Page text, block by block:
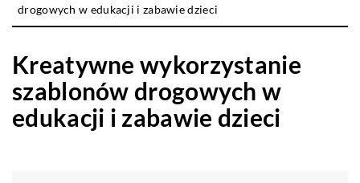
drogowych w edukacji i zabawie dzieci
Kreatywne wykorzystanie
szablonów drogowych w
edukacji i zabawie dzieci